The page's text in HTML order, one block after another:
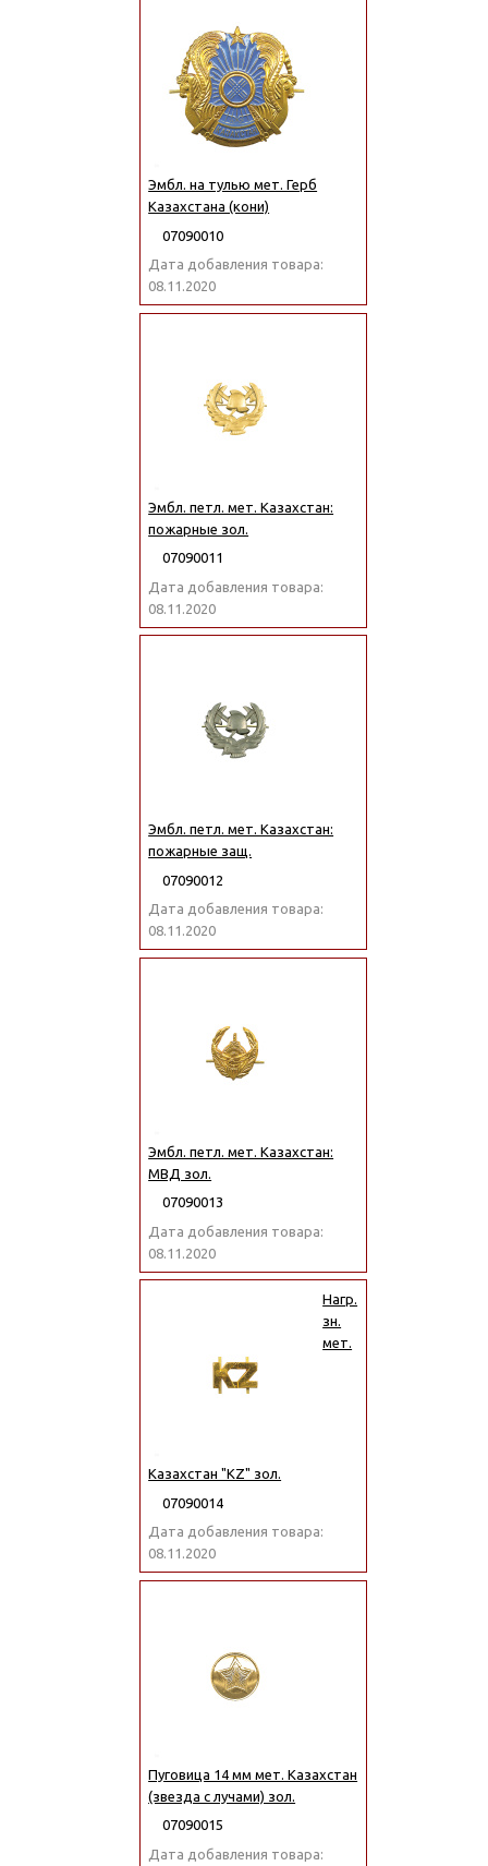
Эмбл. на тулью мет. Герб
Казахстана (кони)
07090010
Дата добавления товара:
08.11.2020
Эмбл. петл. мет. Казахстан:
пожарные зол.
07090011
Дата добавления товара:
08.11.2020
Эмбл. петл. мет. Казахстан:
пожарные защ.
07090012
Дата добавления товара:
08.11.2020
Эмбл. петл. мет. Казахстан:
МВД зол.
07090013
Дата добавления товара:
08.11.2020
Нагр.
зн.
мет.
Казахстан "KZ" зол.
07090014
Дата добавления товара:
08.11.2020
Пуговица 14 мм мет. Казахстан
(звезда с лучами) зол.
07090015
Дата добавления товара: